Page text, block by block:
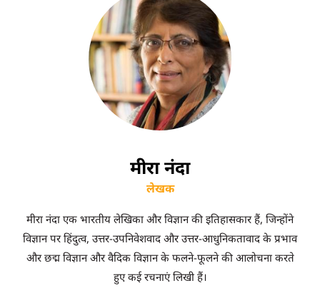
मीरा नंदा
लेखक
मीरा नंदा एक भारतीय लेखिका और विज्ञान की इतिहासकार हैं, जिन्होंने
विज्ञान पर हिंदुत्व, उत्तर-उपनिवेशवाद और उत्तर-आधुनिकतावाद के प्रभाव
और छद्म विज्ञान और वैदिक विज्ञान के फलने-फूलने की आलोचना करते
हुए कई रचनाएं लिखी हैं।